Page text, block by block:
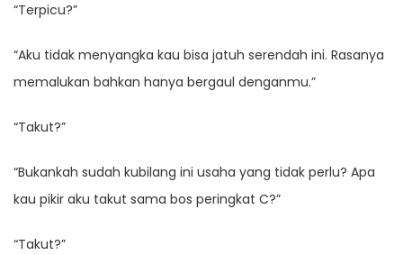
“Terpicu?”
“Aku tidak menyangka kau bisa jatuh serendah ini. Rasanya
memalukan bahkan hanya bergaul denganmu.”
“Takut?”
“Bukankah sudah kubilang ini usaha yang tidak perlu? Apa
kau pikir aku takut sama bos peringkat C?”
“Takut?”